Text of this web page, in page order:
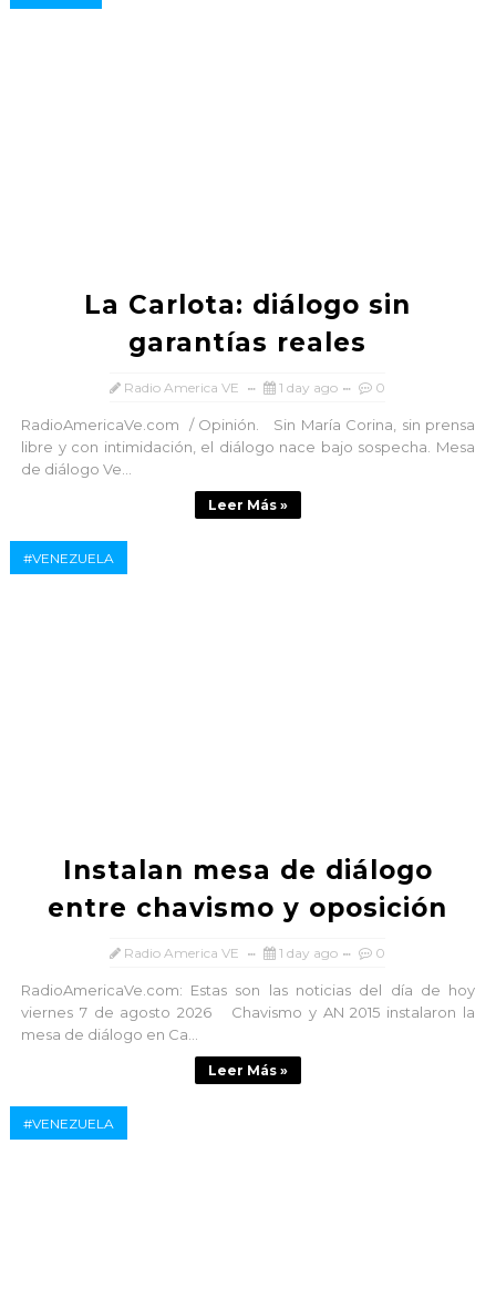
La Carlota: diálogo sin
garantías reales
Radio America VE 1 day ago 0
RadioAmericaVe.com / Opinión. Sin María Corina, sin prensa
libre y con intimidación, el diálogo nace bajo sospecha. Mesa
de diálogo Ve...
Leer Más »
#VENEZUELA
Instalan mesa de diálogo
entre chavismo y oposición
Radio America VE 1 day ago 0
RadioAmericaVe.com: Estas son las noticias del día de hoy
viernes 7 de agosto 2026 Chavismo y AN 2015 instalaron la
mesa de diálogo en Ca...
Leer Más »
#VENEZUELA